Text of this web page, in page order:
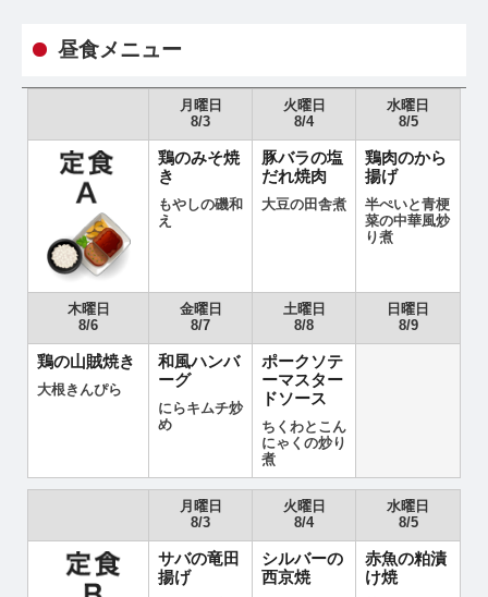
昼食メニュー
月曜日
8/3
火曜日
8/4
水曜日
8/5
鶏のみそ焼
き
もやしの磯和
え
豚バラの塩
だれ焼肉
大豆の田舎煮
鶏肉のから
揚げ
半ぺいと青梗
菜の中華風炒
り煮
木曜日
8/6
金曜日
8/7
土曜日
8/8
日曜日
8/9
鶏の山賊焼き
大根きんぴら
和風ハンバ
ーグ
にらキムチ炒
め
ポークソテ
ーマスター
ドソース
ちくわとこん
にゃくの炒り
煮
月曜日
8/3
火曜日
8/4
水曜日
8/5
サバの竜田
揚げ
シルバーの
西京焼
赤魚の粕漬
け焼